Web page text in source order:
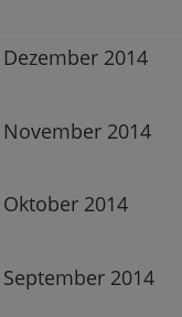
Dezember 2014
November 2014
Oktober 2014
September 2014